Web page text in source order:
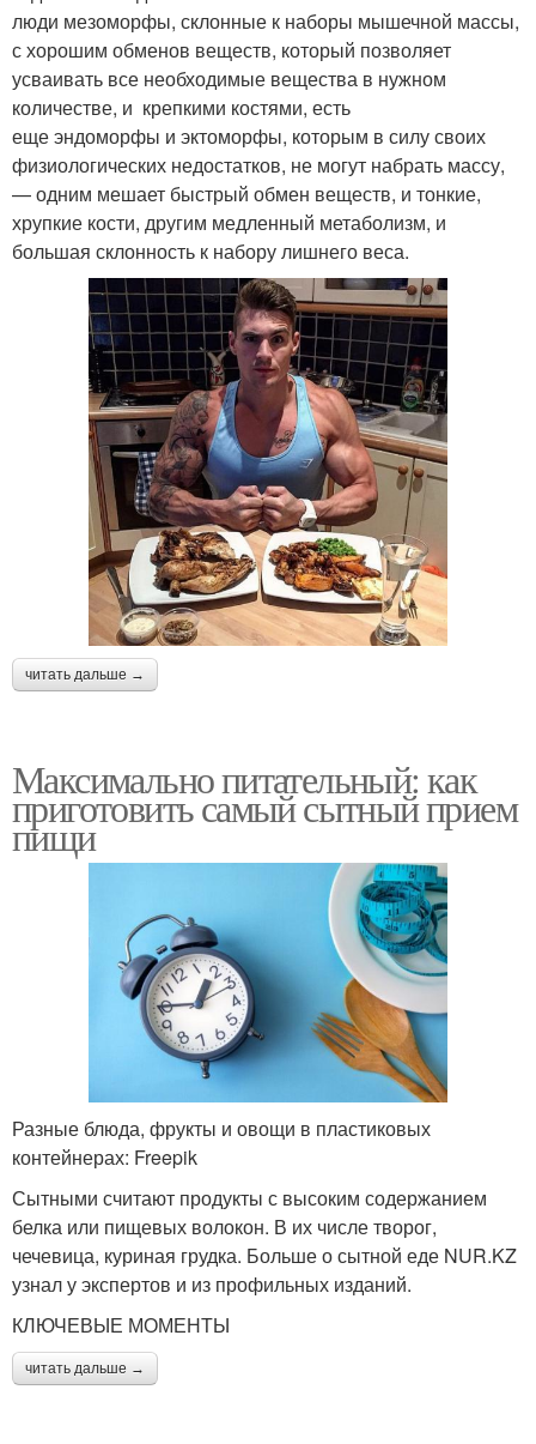
люди мезоморфы, склонные к наборы мышечной массы,
с хорошим обменов веществ, который позволяет
усваивать все необходимые вещества в нужном
количестве, и крепкими костями, есть
еще эндоморфы и эктоморфы, которым в силу своих
физиологических недостатков, не могут набрать массу,
— одним мешает быстрый обмен веществ, и тонкие,
хрупкие кости, другим медленный метаболизм, и
большая склонность к набору лишнего веса.
читать дальше →
Максимально питательный: как
приготовить самый сытный прием
пищи
Разные блюда, фрукты и овощи в пластиковых
контейнерах: Freepik
Сытными считают продукты с высоким содержанием
белка или пищевых волокон. В их числе творог,
чечевица, куриная грудка. Больше о сытной еде NUR.KZ
узнал у экспертов и из профильных изданий.
КЛЮЧЕВЫЕ МОМЕНТЫ
читать дальше →